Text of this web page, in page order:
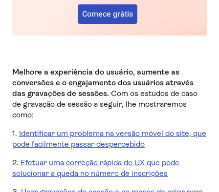
Comece grátis
Melhore a experiência do usuário, aumente as
conversões e o engajamento dos usuários através
das gravações de sessões. Com os estudos de caso
de gravação de sessão a seguir, lhe mostraremos
como:
1. Identificar um problema na versão móvel do site, que
pode facilmente passar despercebido
2. Efetuar uma correção rápida de UX que pode
solucionar a queda no número de inscrições